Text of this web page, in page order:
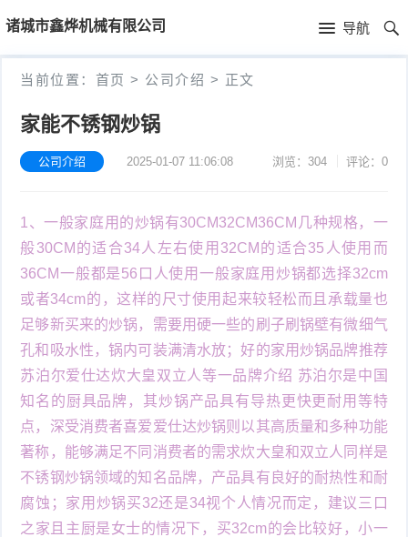
诸城市鑫烨机械有限公司 导航
首
页
首
当前位置： 首页 > 公司介绍 > 正文
家能不锈钢炒锅
公司介绍 2025-01-07 11:06:08 浏览：304 评论：0
1、一般家庭用的炒锅有30CM32CM36CM几种规格，一
般30CM的适合34人左右使用32CM的适合35人使用而
36CM一般都是56口人使用一般家庭用炒锅都选择32cm
或者34cm的，这样的尺寸使用起来较轻松而且承载量也
足够新买来的炒锅，需要用硬一些的刷子刷锅壁有微细气
孔和吸水性，锅内可装满清水放；好的家用炒锅品牌推荐
苏泊尔爱仕达炊大皇双立人等一品牌介绍 苏泊尔是中国
知名的厨具品牌，其炒锅产品具有导热更快更耐用等特
点，深受消费者喜爱爱仕达炒锅则以其高质量和多种功能
著称，能够满足不同消费者的需求炊大皇和双立人同样是
不锈钢炒锅领域的知名品牌，产品具有良好的耐热性和耐
腐蚀；家用炒锅买32还是34视个人情况而定，建议三口
之家且主厨是女士的情况下，买32cm的会比较好，小一